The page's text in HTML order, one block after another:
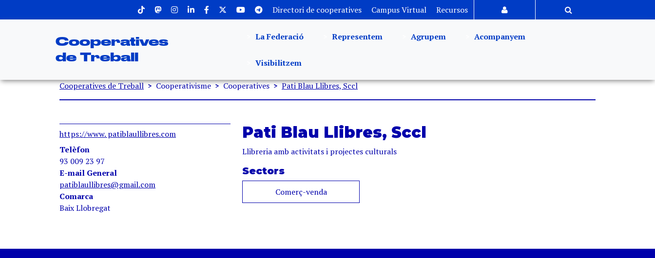
Menu superior Directori de cooperatives Campus Virtual Recursos
Cooperatives
de Treball
La Federació Representem Agrupem Acompanyem
Visibilitzem
Fil d'ariadna
Cooperatives de Treball Cooperativisme Cooperatives Pati Blau Llibres, Sccl
https://www. patiblaullibres.com
Telèfon
93 009 23 97
E-mail General
patiblaullibres@gmail.com
Comarca
Baix Llobregat
Pati Blau Llibres, Sccl
Llibreria amb activitats i projectes culturals
Sectors
Comerç-venda